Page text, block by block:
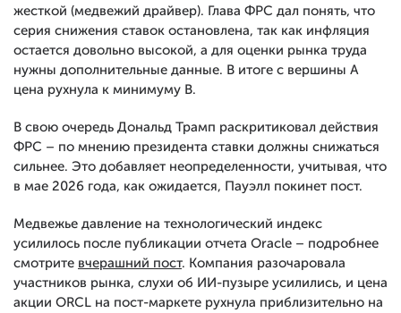
жесткой (медвежий драйвер). Глава ФРС дал понять, что
серия снижения ставок остановлена, так как инфляция
остается довольно высокой, а для оценки рынка труда
нужны дополнительные данные. В итоге с вершины А
цена рухнула к минимуму В.
В свою очередь Дональд Трамп раскритиковал действия
ФРС – по мнению президента ставки должны снижаться
сильнее. Это добавляет неопределенности, учитывая, что
в мае 2026 года, как ожидается, Пауэлл покинет пост.
Медвежье давление на технологический индекс
усилилось после публикации отчета Oracle – подробнее
смотрите вчерашний пост. Компания разочаровала
участников рынка, слухи об ИИ-пузыре усилились, и цена
акции ORCL на пост-маркете рухнула приблизительно на